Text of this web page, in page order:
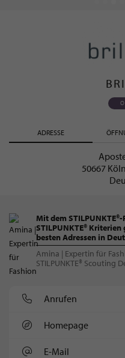
ADRESSE
50667
Mit dem
STILPUNKTE®
besten Adressen in
Amina | Expertin für
STILPUNKTE® Scouting
Anrufen
Homepage
E-Mail